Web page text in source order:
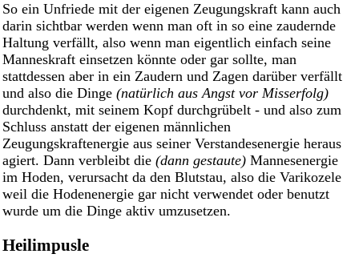
So ein Unfriede mit der eigenen Zeugungskraft kann auch
darin sichtbar werden wenn man oft in so eine zaudernde
Haltung verfällt, also wenn man eigentlich einfach seine
Manneskraft einsetzen könnte oder gar sollte, man
stattdessen aber in ein Zaudern und Zagen darüber verfällt
und also die Dinge (natürlich aus Angst vor Misserfolg)
durchdenkt, mit seinem Kopf durchgrübelt - und also zum
Schluss anstatt der eigenen männlichen
Zeugungskraftenergie aus seiner Verstandesenergie heraus
agiert. Dann verbleibt die (dann gestaute) Mannesenergie
im Hoden, verursacht da den Blutstau, also die Varikozele
weil die Hodenenergie gar nicht verwendet oder benutzt
wurde um die Dinge aktiv umzusetzen.
Heilimpusle